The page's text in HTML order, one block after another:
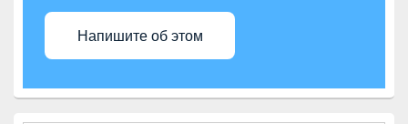
Напишите об этом